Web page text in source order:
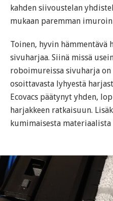
kahden siivoustelan
mukaan paremman
Toinen, hyvin hämmentävä
sivuharjaa. Siinä missä
roboimureissa sivuharja
osoittavasta lyhyestä
Ecovacs päätynyt yhden,
harjakkeen ratkaisuun.
kumimaisesta